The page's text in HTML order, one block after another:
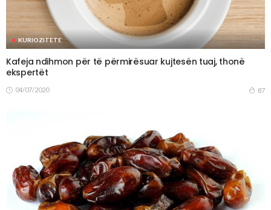
KURIOZITETE
Kafeja ndihmon për të përmirësuar kujtesën tuaj, thonë
ekspertët
04/07/2020 87